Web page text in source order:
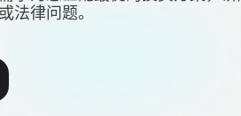
法律问题。